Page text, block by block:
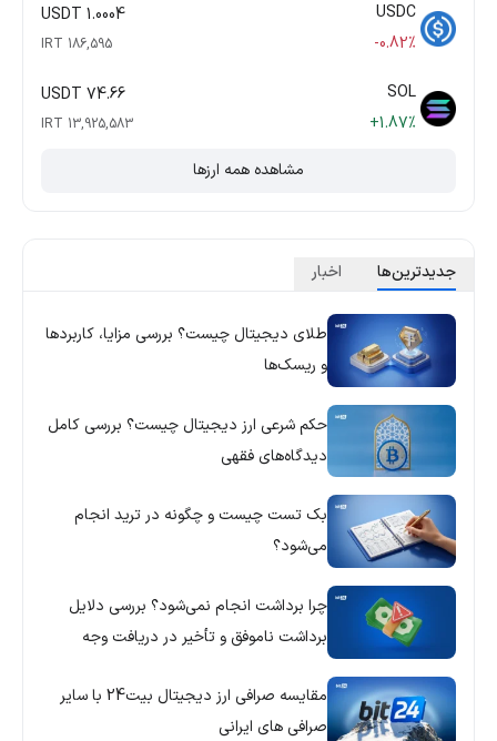
USDC
-0.82%
1.0004 USDT
186,595 IRT
SOL
+1.87%
74.66 USDT
13,925,583 IRT
مشاهده همه ارزها
جدید‌ترین‌ها اخبار
طلای دیجیتال چیست؟ بررسی مزایا، کاربردها
و ریسک‌ها
حکم شرعی ارز دیجیتال چیست؟ بررسی کامل
دیدگاه‌های فقهی
بک تست چیست و چگونه در ترید انجام
می‌شود؟
چرا برداشت انجام نمی‌شود؟ بررسی دلایل
برداشت ناموفق و تأخیر در دریافت وجه
مقایسه صرافی ارز دیجیتال بیت24 با سایر
صرافی های ایرانی